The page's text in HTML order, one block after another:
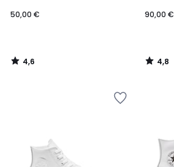
50,00 €
4,6
/
90,00 €
4,8
/